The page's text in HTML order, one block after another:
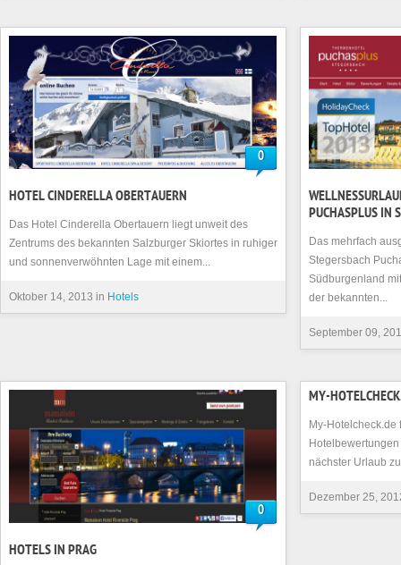
0
HOTEL CINDERELLA OBERTAUERN
Das Hotel Cinderella Obertauern liegt unweit des
Zentrums des bekannten Salzburger Skiortes in ruhiger
und sonnenverwöhnten Lage mit einem...
Oktober 14, 2013 in Hotels
PUCHASPLUS IN
Das mehrfach
Stegersbach
Südburgenland
der bekannten...
September 09,
0
HOTELS IN PRAG
MY-
My-
nächster Urlaub
Dezember 25,